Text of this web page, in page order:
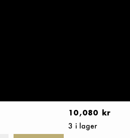
10,080 kr
3 i lager